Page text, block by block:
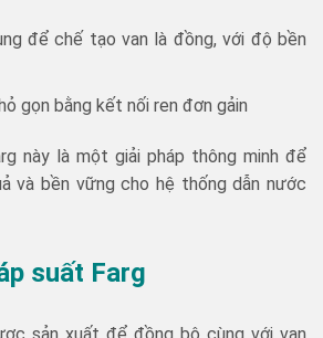
để chế tạo van là đồng, với độ bền
gọn bằng kết nối ren đơn gảin
này là một giải pháp thông minh để
và bền vững cho hệ thống dẫn nước
suất Farg